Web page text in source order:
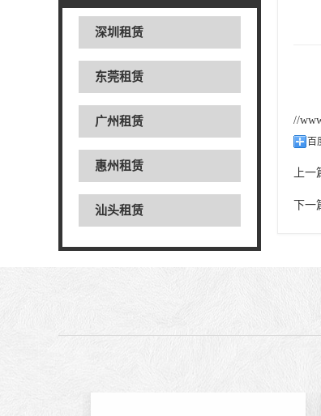
深圳租赁
东莞租赁
广州租赁
惠州租赁
汕头租赁
//
百
上一
下一